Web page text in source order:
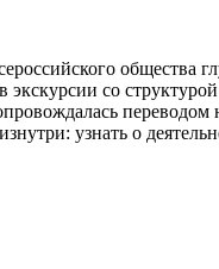
со
узнать о